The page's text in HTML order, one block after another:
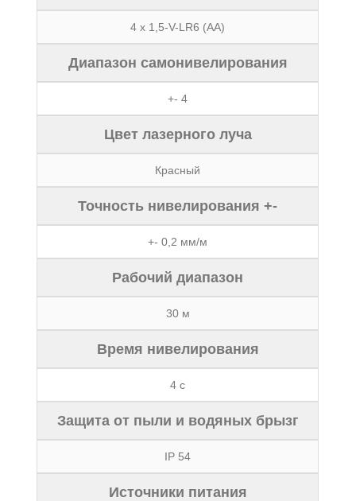
4 x 1,5-V-LR6 (AA)
Диапазон самонивелирования
+- 4
Цвет лазерного луча
Красный
Точность нивелирования +-
+- 0,2 мм/м
Рабочий диапазон
30 м
Время нивелирования
4 с
Защита от пыли и водяных брызг
IP 54
Источники питания